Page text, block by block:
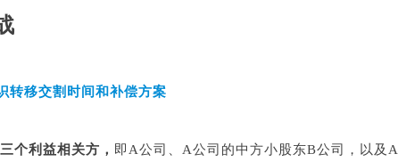
转移交割时间和补偿方案
个利益相关方， 即A公司、A公司的中方小股东B公司，以及A